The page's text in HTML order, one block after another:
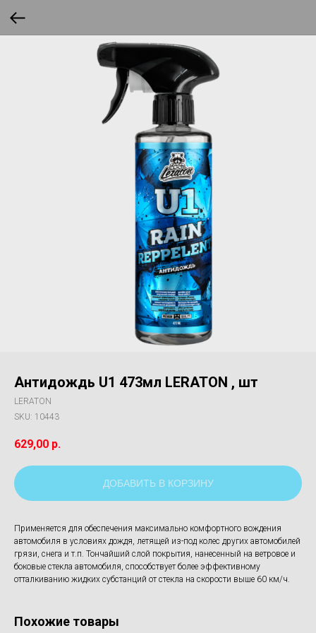
Антидождь U1 473мл LERATON , шт
LERATON
SKU: 10443
629,00 р.
ДОБАВИТЬ В КОРЗИНУ
Применяется для обеспечения максимально комфортного вождения
автомобиля в условиях дождя, летящей из-под колес других автомобилей
грязи, снега и т.п. Тончайший слой покрытия, нанесенный на ветровое и
боковые стекла автомобиля, способствует более эффективному
отталкиванию жидких субстанций от стекла на скорости выше 60 км/ч.
Похожие товары